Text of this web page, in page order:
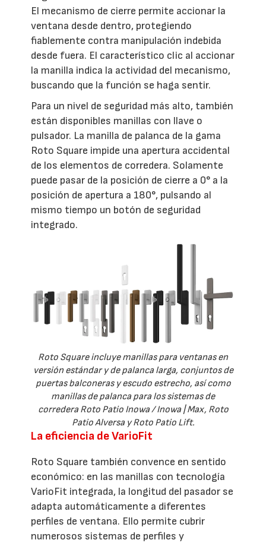
El mecanismo de cierre permite accionar la
ventana desde dentro, protegiendo
fiablemente contra manipulación indebida
desde fuera. El característico clic al accionar
la manilla indica la actividad del mecanismo,
buscando que la función se haga sentir.
Para un nivel de seguridad más alto, también
están disponibles manillas con llave o
pulsador. La manilla de palanca de la gama
Roto Square impide una apertura accidental
de los elementos de corredera. Solamente
puede pasar de la posición de cierre a 0° a la
posición de apertura a 180°, pulsando al
mismo tiempo un botón de seguridad
integrado.
Roto Square incluye manillas para ventanas en
versión estándar y de palanca larga, conjuntos de
puertas balconeras y escudo estrecho, así como
manillas de palanca para los sistemas de
corredera Roto Patio Inowa / Inowa | Max, Roto
Patio Alversa y Roto Patio Lift.
La eficiencia de VarioFit
Roto Square también convence en sentido
económico: en las manillas con tecnología
VarioFit integrada, la longitud del pasador se
adapta automáticamente a diferentes
perfiles de ventana. Ello permite cubrir
numerosos sistemas de perfiles y